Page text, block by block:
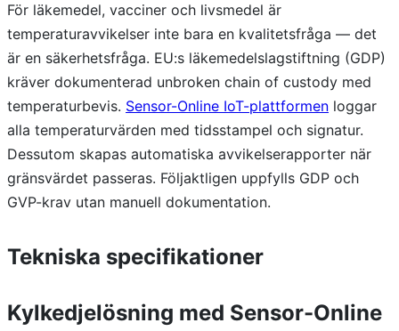
För läkemedel, vacciner och livsmedel är
temperaturavvikelser inte bara en kvalitetsfråga — det
är en säkerhetsfråga. EU:s läkemedelslagstiftning (GDP)
kräver dokumenterad unbroken chain of custody med
temperaturbevis. Sensor-Online IoT-plattformen loggar
alla temperaturvärden med tidsstampel och signatur.
Dessutom skapas automatiska avvikelserapporter när
gränsvärdet passeras. Följaktligen uppfylls GDP och
GVP-krav utan manuell dokumentation.
Tekniska specifikationer
Kylkedjelösning med Sensor-Online